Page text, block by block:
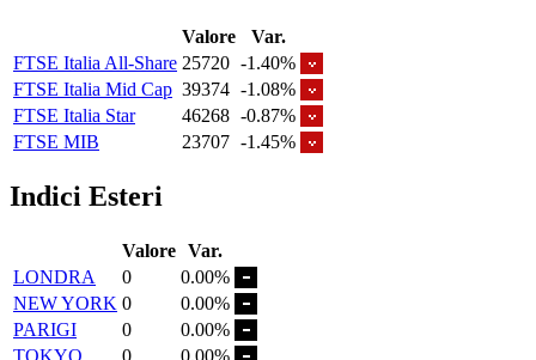
Valore
Var.
FTSE Italia All-Share 25720 -1.40%
FTSE Italia Mid Cap 39374 -1.08%
FTSE Italia Star
46268 -0.87%
FTSE MIB
23707 -1.45%
Indici Esteri
Valore Var.
LONDRA
0
0.00%
NEW YORK 0
0.00%
PARIGI
0
0.00%
TOKYO
0
0.00%